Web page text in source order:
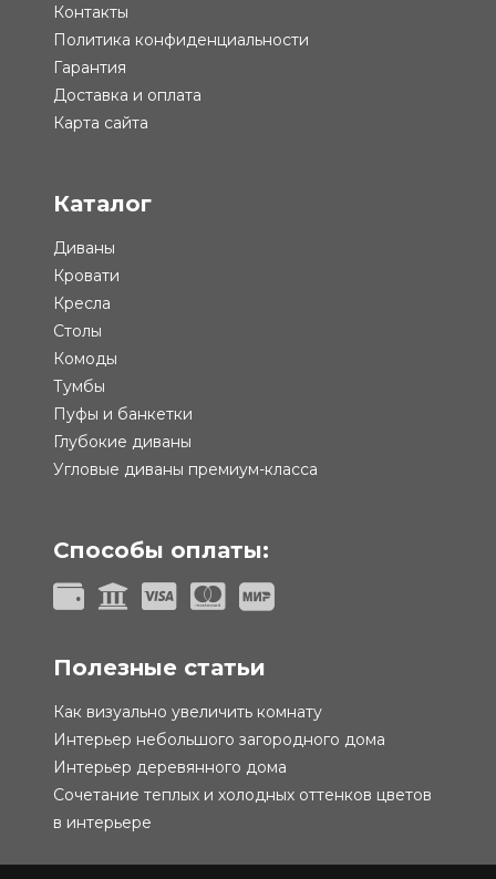
Контакты
Политика конфиденциальности
Гарантия
Доставка и оплата
Карта сайта
Каталог
Диваны
Кровати
Кресла
Столы
Комоды
Тумбы
Пуфы и банкетки
Глубокие диваны
Угловые диваны премиум-класса
Способы оплаты:
Полезные статьи
Как визуально увеличить комнату
Интерьер небольшого загородного дома
Интерьер деревянного дома
Сочетание теплых и холодных оттенков цветов
в интерьере